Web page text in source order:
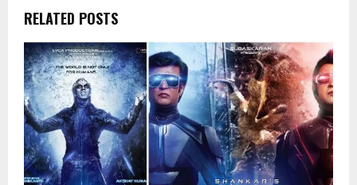
RELATED POSTS